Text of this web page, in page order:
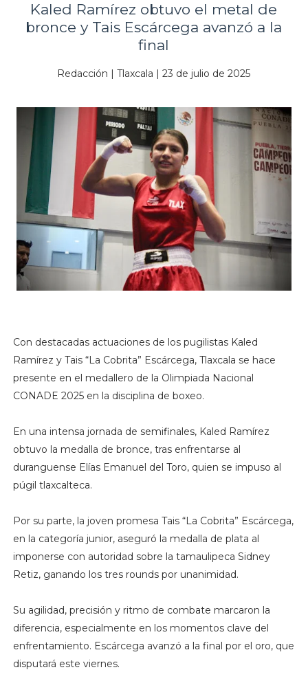
Kaled Ramírez obtuvo el metal de
bronce y Tais Escárcega avanzó a la
final
Redacción | Tlaxcala | 23 de julio de 2025
Con destacadas actuaciones de los pugilistas Kaled
Ramírez y Tais “La Cobrita” Escárcega, Tlaxcala se hace
presente en el medallero de la Olimpiada Nacional
CONADE 2025 en la disciplina de boxeo.
En una intensa jornada de semifinales, Kaled Ramírez
obtuvo la medalla de bronce, tras enfrentarse al
duranguense Elías Emanuel del Toro, quien se impuso al
púgil tlaxcalteca.
Por su parte, la joven promesa Tais “La Cobrita” Escárcega,
en la categoría junior, aseguró la medalla de plata al
imponerse con autoridad sobre la tamaulipeca Sidney
Retiz, ganando los tres rounds por unanimidad.
Su agilidad, precisión y ritmo de combate marcaron la
diferencia, especialmente en los momentos clave del
enfrentamiento. Escárcega avanzó a la final por el oro, que
disputará este viernes.